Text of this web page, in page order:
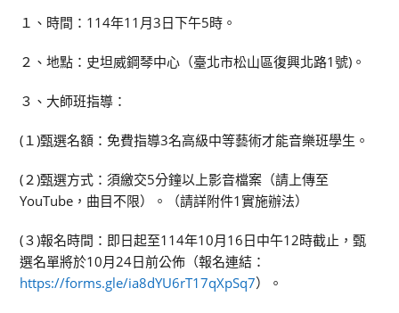
１、時間：114年11月3日下午5時。
２、地點：史坦威鋼琴中心（臺北市松山區復興北路1號)。
３、大師班指導：
(１)甄選名額：免費指導3名高級中等藝術才能音樂班學生。
(２)甄選方式：須繳交5分鐘以上影音檔案（請上傳至
YouTube，曲目不限）。（請詳附件1實施辦法）
(３)報名時間：即日起至114年10月16日中午12時截止，甄
選名單將於10月24日前公佈（報名連結：
https://forms.gle/ia8dYU6rT17qXpSq7）。